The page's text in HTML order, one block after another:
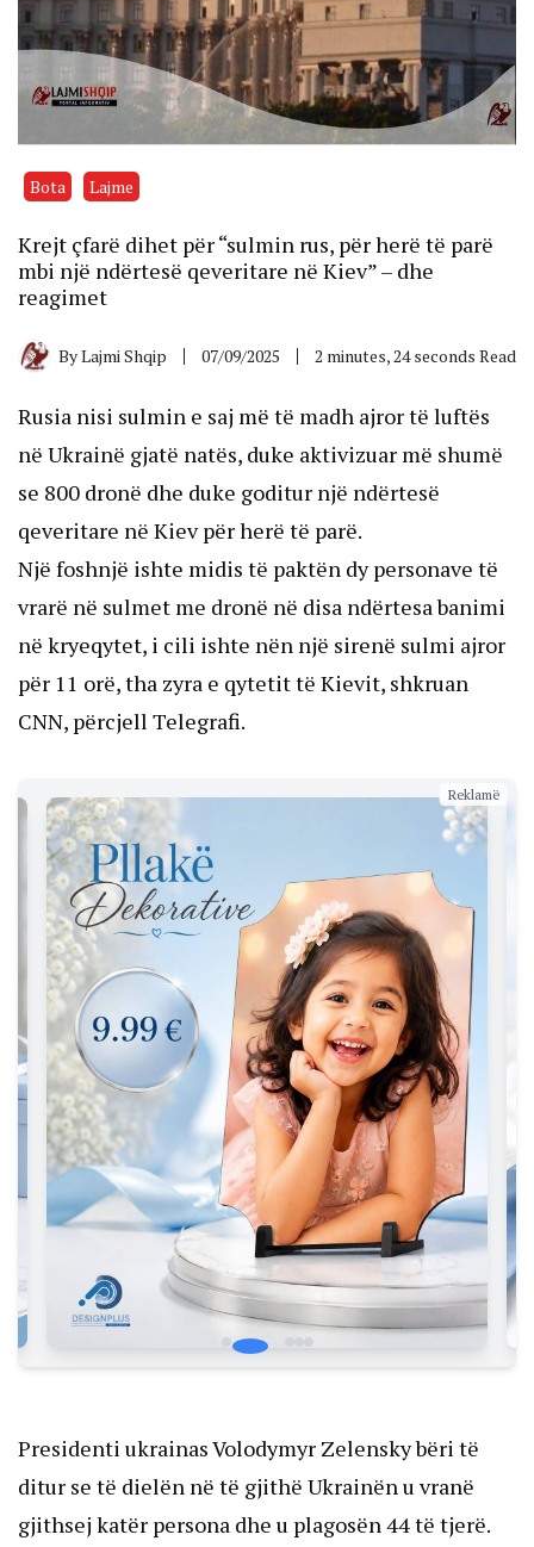
Bota Lajme
Krejt çfarë dihet për “sulmin rus, për herë të parë
mbi një ndërtesë qeveritare në Kiev” – dhe
reagimet
ByLajmi Shqip 07/09/2025 2 minutes, 24 seconds Read
Rusia nisi sulmin e saj më të madh ajror të luftës
në Ukrainë gjatë natës, duke aktivizuar më shumë
se 800 dronë dhe duke goditur një ndërtesë
qeveritare në Kiev për herë të parë.
Një foshnjë ishte midis të paktën dy personave të
vrarë në sulmet me dronë në disa ndërtesa banimi
në kryeqytet, i cili ishte nën një sirenë sulmi ajror
për 11 orë, tha zyra e qytetit të Kievit, shkruan
CNN, përcjell Telegrafi.
Reklamë
Presidenti ukrainas Volodymyr Zelensky bëri të
ditur se të dielën në të gjithë Ukrainën u vranë
gjithsej katër persona dhe u plagosën 44 të tjerë.